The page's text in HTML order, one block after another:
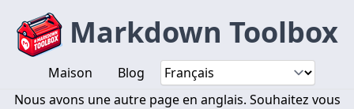
Markdown Toolbox
Maison
Blog
Nous avons une autre page en anglais. Souhaitez vous